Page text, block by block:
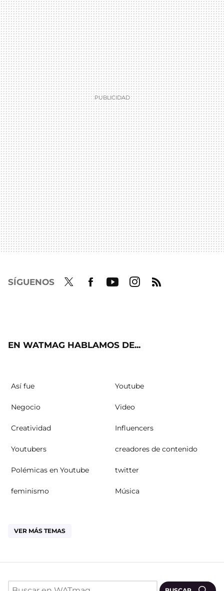
SÍGUENOS
EN WATMAG HABLAMOS DE...
Así fue Youtube
Negocio Video
Creatividad Influencers
Youtubers creadores de contenido
Polémicas en Youtube twitter
feminismo Música
VER MÁS TEMAS